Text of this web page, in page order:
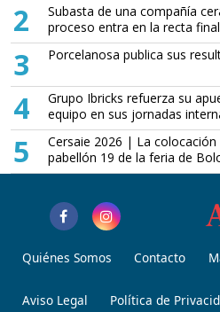
2
Subasta de una compañía
proceso entra en la recta final
3 Porcelanosa publica sus
4
Grupo Ibricks refuerza su
equipo en sus jornadas
5
Cersaie 2026 | La
pabellón 19 de la feria de
Quiénes Somos Contacto
Aviso Legal Política de